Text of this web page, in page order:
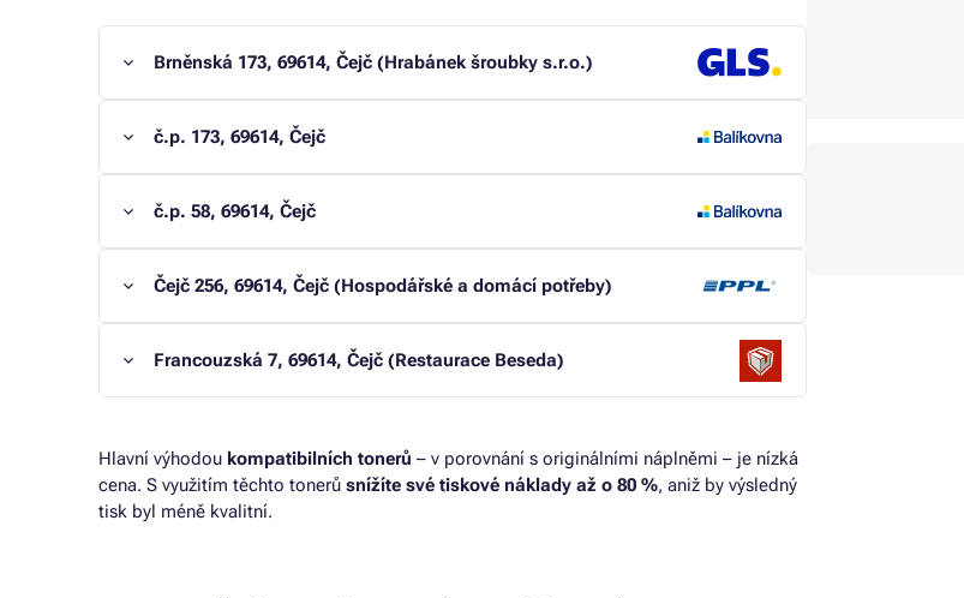
Brněnská 173, 69614, Čejč (Hrabánek šroubky s.r.o.)
č.p. 173, 69614, Čejč
č.p. 58, 69614, Čejč
Čejč 256, 69614, Čejč (Hospodářské a domácí potřeby)
Francouzská 7, 69614, Čejč (Restaurace Beseda)
Hlavní výhodou kompatibilních tonerů – v porovnání s originálními náplněmi – je nízká
cena. S využitím těchto tonerů snížíte své tiskové náklady až o 80 %, aniž by výsledný
tisk byl méně kvalitní.